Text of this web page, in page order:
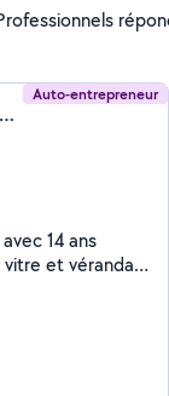
Auto-entrepreneur
Abdelhakim Amar (amar clean)